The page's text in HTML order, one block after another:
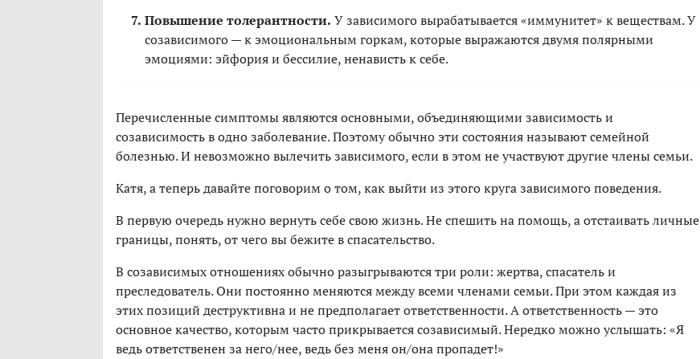
Повышение толерантности. У зависимого вырабатывается «иммунитет» к веществам. У
созависимого — к эмоциональным горкам, которые выражаются двумя полярными
эмоциями: эйфория и бессилие, ненависть к себе.
Перечисленные симптомы являются основными, объединяющими зависимость и
созависимость в одно заболевание. Поэтому обычно эти состояния называют семейной
болезнью. И невозможно вылечить зависимого, если в этом не участвуют другие члены семьи.
Катя, а теперь давайте поговорим о том, как выйти из этого круга зависимого поведения.
В первую очередь нужно вернуть себе свою жизнь. Не спешить на помощь, а отстаивать личные
границы, понять, от чего вы бежите в спасательство.
В созависимых отношениях обычно разыгрываются три роли: жертва, спасатель и
преследователь. Они постоянно меняются между всеми членами семьи. При этом каждая из
этих позиций деструктивна и не предполагает ответственности. А ответственность — это
основное качество, которым часто прикрывается созависимый. Нередко можно услышать: «Я
ведь ответственен за него/нее, ведь без меня он/она пропадет!»